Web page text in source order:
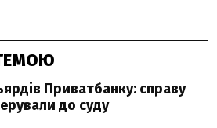
Приватбанку: справу
до суду